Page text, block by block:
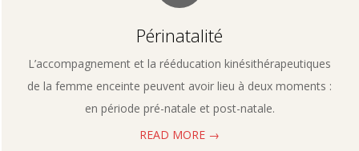
Périnatalité
L’accompagnement et la rééducation kinésithérapeutiques
de la femme enceinte peuvent avoir lieu à deux moments :
en période pré-natale et post-natale.
READ MORE →